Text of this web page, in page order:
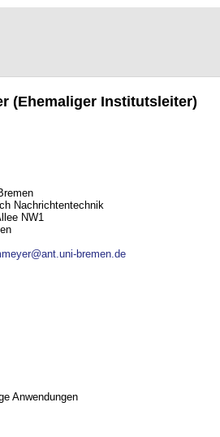
(Ehemaliger Institutsleiter)
Nachrichtentechnik
NW1
bremen.de
Anwendungen